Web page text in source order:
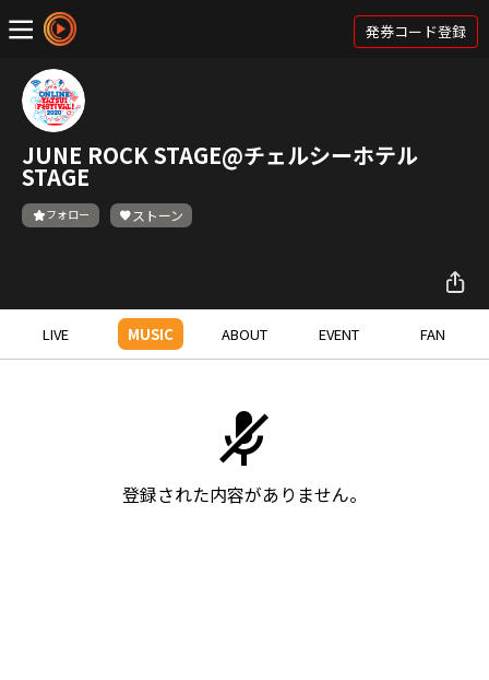
発券コード登録
JUNE ROCK STAGE@チェルシーホテル
STAGE
フォロー ストーン
LIVE MUSIC ABOUT EVENT FAN
登録された内容がありません。